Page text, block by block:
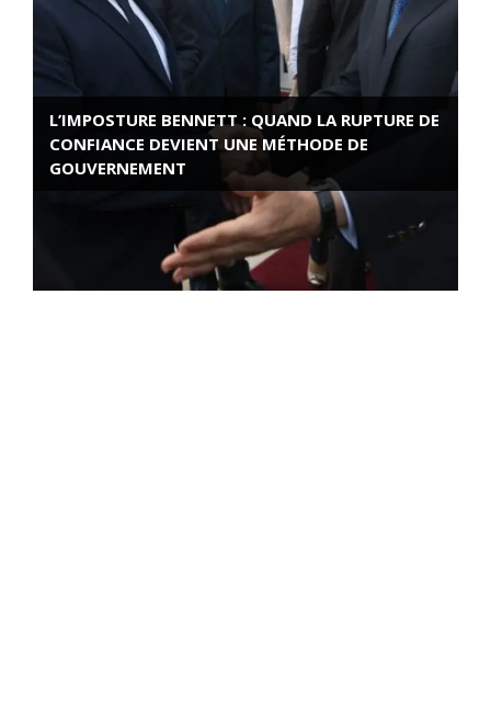
L’IMPOSTURE BENNETT : QUAND LA RUPTURE DE
CONFIANCE DEVIENT UNE MÉTHODE DE
GOUVERNEMENT
ROSE VALLAND, HEROÏNE DE LA RESISTANCE